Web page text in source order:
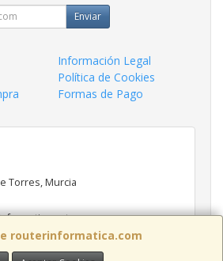
routerinformatica.com
Enviar
Información Legal
Política de Cookies
Formas de Pago
Torres,Murcia